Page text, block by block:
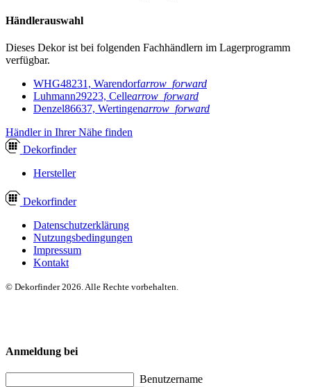
Händlerauswahl
Dieses Dekor ist bei folgenden Fachhändlern im Lagerprogramm
verfügbar.
WHG48231, Warendorfarrow_forward
Luhmann29223, Cellearrow_forward
Denzel86637, Wertingenarrow_forward
Händler in Ihrer Nähe finden
Dekorfinder
Hersteller
Dekorfinder
Datenschutzerklärung
Nutzungsbedingungen
Impressum
Kontakt
© Dekorfinder 2026. Alle Rechte vorbehalten.
Anmeldung bei
Benutzername